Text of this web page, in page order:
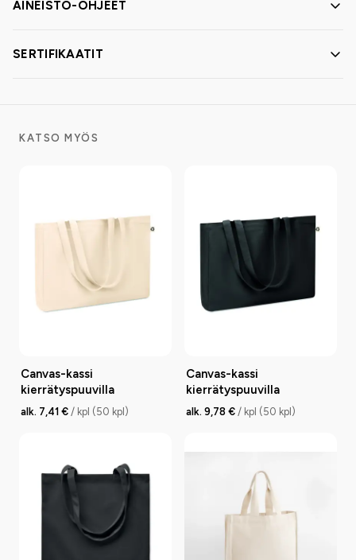
AINEISTO-OHJEET
SERTIFIKAATIT
KATSO MYÖS
Canvas-kassi
kierrätyspuuvilla
alk. 7,41 € / kpl (50 kpl)
Canvas-kassi
kierrätyspuuvilla
alk. 9,78 € / kpl (50 kpl)